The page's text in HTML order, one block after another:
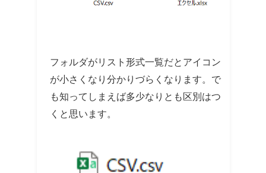
フォルダがリスト形式一覧だとアイコン
が小さくなり分かりづらくなります。で
も知ってしまえば多少なりとも区別はつ
くと思います。